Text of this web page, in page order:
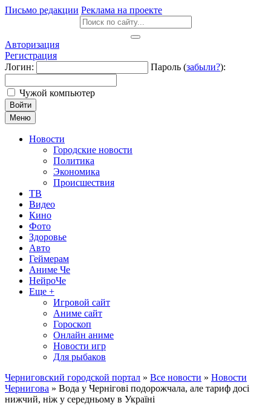
Письмо редакции Реклама на проекте
Авторизация
Регистрация
Логин:
Пароль (забыли?):
Чужой компьютер
Войти
Меню
Новости
Городские новости
Политика
Экономика
Происшествия
ТВ
Видео
Кино
Фото
Здоровье
Авто
Геймерам
Аниме Че
НейроЧе
Еще +
Игровой сайт
Аниме сайт
Гороскоп
Онлайн аниме
Новости игр
Для рыбаков
Черниговский городской портал » Все новости » Новости
Чернигова » Вода у Чернігові подорожчала, але тариф досі
нижчий, ніж у середньому в Україні